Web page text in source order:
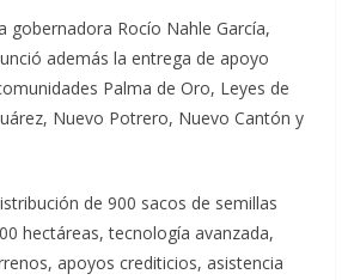
gobernadora Rocío Nahle García,
además la entrega de apoyo
Palma de Oro, Leyes de
Nuevo Potrero, Nuevo Cantón y
de 900 sacos de semillas
hectáreas, tecnología avanzada,
apoyos crediticios, asistencia